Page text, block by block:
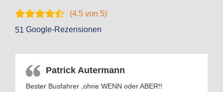
(4.5 von 5)
51 Google-Rezensionen
Patrick Autermann
Bester Busfahrer ,ohne WENN oder ABER!!